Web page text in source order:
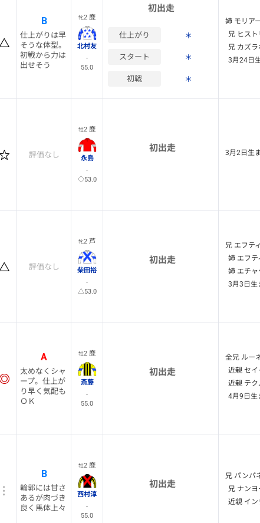
B
仕上がりは早
そうな体型。
初戦から力は
出せそう
牝2 鹿
北村友
-
55.0
初出走
仕上がり ＊
スタート ＊
初戦 ＊
姉 モリア
兄 ヒス
兄 カズ
3月24日
評価なし
牡2 鹿
永島
-
◇53.0
初出走 3月2日生
評価なし
牝2 芦
柴田裕
-
△53.0
初出走
兄 エフテ
姉 エフテ
姉 エチ
3月3日生
A
太めなくシャ
ープ。仕上が
り早く気配も
ＯＫ
牡2 鹿
斎藤
-
55.0
初出走
全兄 ルー
近親 セ
近親 テク
4月9日生
B
輪郭には甘さ
あるが肉づき
良く馬体上々
牡2 鹿
西村淳
-
55.0
初出走
兄 パンパ
兄 ナン
近親 イン